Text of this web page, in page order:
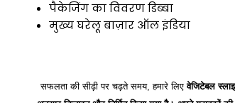
पैकेजिंग का विवरणडिब्बा
मुख्य घरेलू बाज़ार ऑल इंडिया
सफलता की सीढ़ी पर चढ़ते समय, हमारे लिएवेजिटेबल